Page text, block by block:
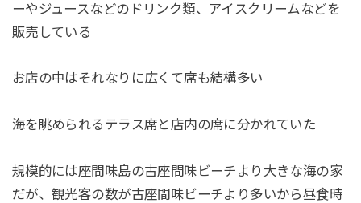
ーやジュースなどのドリンク類、アイスクリームなどを
販売している
お店の中はそれなりに広くて席も結構多い
海を眺められるテラス席と店内の席に分かれていた
規模的には座間味島の古座間味ビーチより大きな海の家
だが、観光客の数が古座間味ビーチより多いから昼食時